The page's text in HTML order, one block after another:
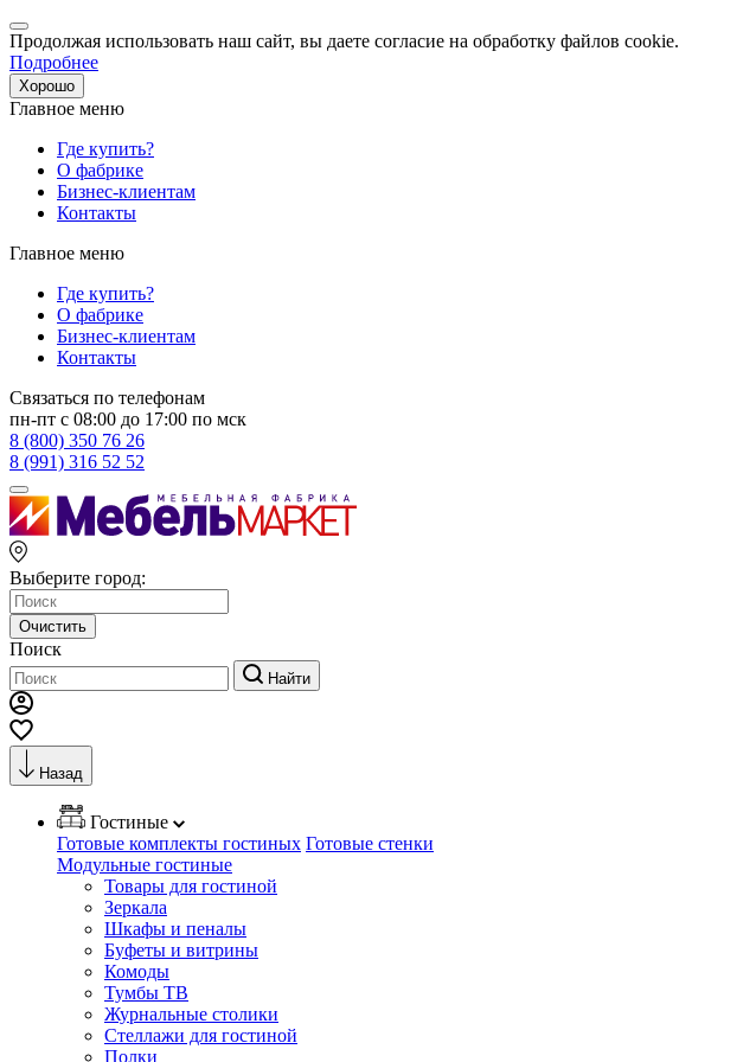
Продолжая использовать наш сайт, вы даете согласие на обработку файлов cookie.
Подробнее
Хорошо
Главное меню
Где купить?
О фабрике
Бизнес-клиентам
Контакты
Главное меню
Где купить?
О фабрике
Бизнес-клиентам
Контакты
Связаться по телефонам
пн-пт с 08:00 до 17:00 по мск
8 (800) 350 76 26
8 (991) 316 52 52
Выберите город:
Очистить
Поиск
Найти
Назад
Гостиные
Готовые комплекты гостиных Готовые стенки
Модульные гостиные
Товары для гостиной
Зеркала
Шкафы и пеналы
Буфеты и витрины
Комоды
Тумбы ТВ
Журнальные столики
Стеллажи для гостиной
Полки